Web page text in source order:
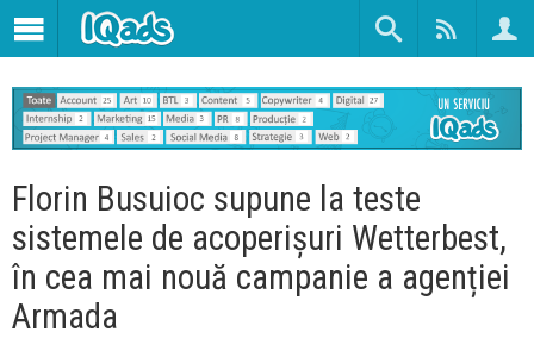
Florin Busuioc supune la teste
sistemele de acoperișuri Wetterbest,
în cea mai nouă campanie a agenției
Armada